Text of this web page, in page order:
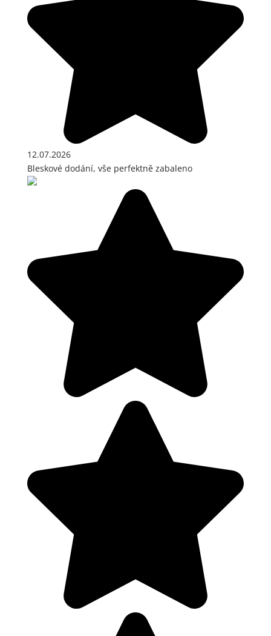
12.07.2026
Bleskové dodání, vše perfektně zabaleno